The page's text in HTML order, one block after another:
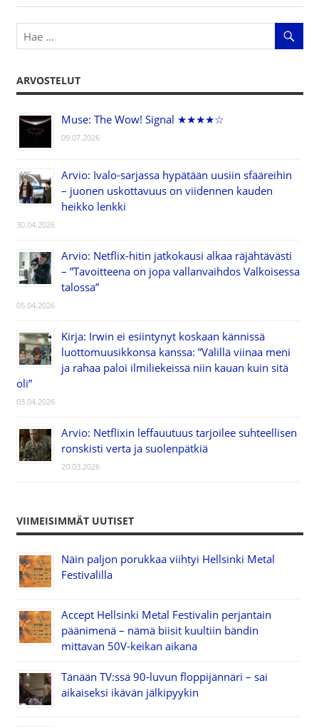
ARVOSTELUT
Muse: The Wow! Signal ★★★★☆
09.07.2026
Arvio: Ivalo-sarjassa hypätään uusiin sfääreihin
– juonen uskottavuus on viidennen kauden
heikko lenkki
30.04.2026
Arvio: Netflix-hitin jatkokausi alkaa räjähtävästi
– ”Tavoitteena on jopa vallanvaihdos Valkoisessa
talossa”
05.04.2026
Kirja: Irwin ei esiintynyt koskaan kännissä
luottomuusikkonsa kanssa: ”Välillä viinaa meni
ja rahaa paloi ilmiliekeissä niin kauan kuin sitä
oli”
03.04.2026
Arvio: Netflixin leffauutuus tarjoilee suhteellisen
ronskisti verta ja suolenpätkiä
20.03.2026
VIIMEISIMMÄT UUTISET
Näin paljon porukkaa viihtyi Hellsinki Metal
Festivalilla
Accept Hellsinki Metal Festivalin perjantain
päänimenä – nämä biisit kuultiin bändin
mittavan 50V-keikan aikana
Tänään TV:ssä 90-luvun floppijännäri – sai
aikaiseksi ikävän jälkipyykin